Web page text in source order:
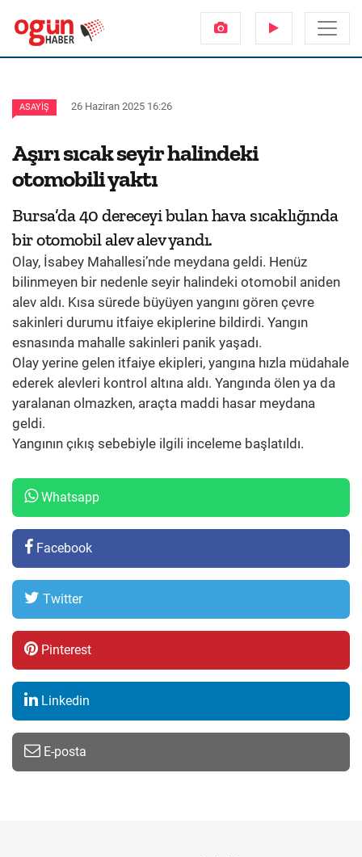
ASAYIŞ 26 Haziran 2025 16:26
Aşırı sıcak seyir halindeki
otomobili yaktı
Bursa’da 40 dereceyi bulan hava sıcaklığında
bir otomobil alev alev yandı.
Olay, İsabey Mahallesi’nde meydana geldi. Henüz
bilinmeyen bir nedenle seyir halindeki otomobil aniden
alev aldı. Kısa sürede büyüyen yangını gören çevre
sakinleri durumu itfaiye ekiplerine bildirdi. Yangın
esnasında mahalle sakinleri panik yaşadı.
Olay yerine gelen itfaiye ekipleri, yangına hızla müdahale
ederek alevleri kontrol altına aldı. Yangında ölen ya da
yaralanan olmazken, araçta maddi hasar meydana
geldi.
Yangının çıkış sebebiyle ilgili inceleme başlatıldı.
Whatsapp
Facebook
Twitter
Pinterest
Linkedin
E-posta